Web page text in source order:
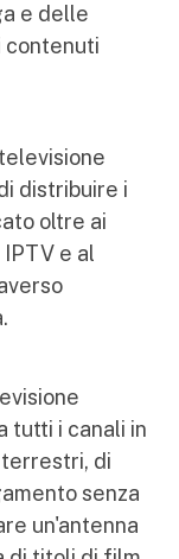
e delle
contenuti
distribuire i
oltre ai
e al
tutti i canali in
di
senza
un'antenna